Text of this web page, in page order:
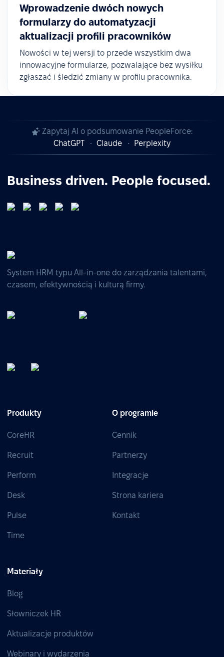
Wprowadzenie dwóch nowych
formularzy do automatyzacji
aktualizacji profili pracowników
Nowości w tej wersji to przede wszystkim dwa
innowacyjne formularze, pozwalające bez wysiłku
zgłaszać i śledzić zmiany w profilu pracownika.
Zapytaj AI o podsumowanie PeopleForce:
ChatGPT
Claude Perplexity
Business driven. People focused.
System HRM typu All-in-one do zarządzania talentami,
czasem, efektywnością i kulturą firmy.
Produkty
CoreHR
Recruit
Perform
Desk
Pulse
Time
O programie
Cennik
Partnerzy
Integracje
Strona kariera
Kontakt
Materiały
Blog
Słowniczek HR
Aktualizacje produktów
Webinary i wydarzenia